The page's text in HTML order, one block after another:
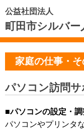
公益社団法人
町田市シルバー
家庭の仕事・
パソコン訪問サ
■パソコンの設定・
パソコンやプリンタ